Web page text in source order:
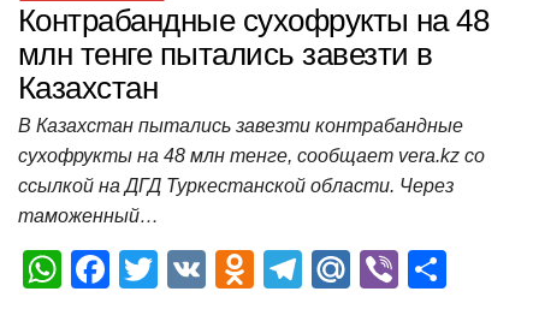
Контрабандные сухофрукты на 48
млн тенге пытались завезти в
Казахстан
В Казахстан пытались завезти контрабандные
сухофрукты на 48 млн тенге, сообщает vera.kz со
ссылкой на ДГД Туркестанской области. Через
таможенный…
W
F
T
V
O
T
M
Vi